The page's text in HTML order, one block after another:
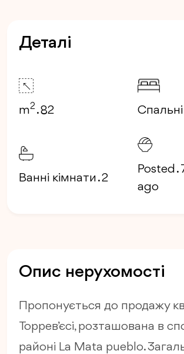
Деталі
m2 . 82 Спальні
Ванні кімнати . 2
Posted .
ago
Опис нерухомості
Пропонується до продажу
Торрев’єсі, розташована в
районі La Mata pueblo.